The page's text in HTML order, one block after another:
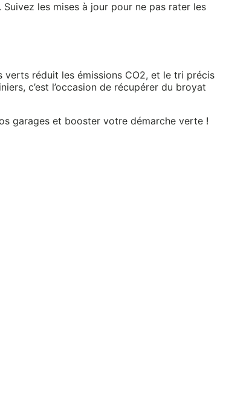
les mises à jour pour ne pas rater les
verts réduit les émissions CO2, et le tri précis
c’est l’occasion de récupérer du broyat
garages et booster votre démarche verte !